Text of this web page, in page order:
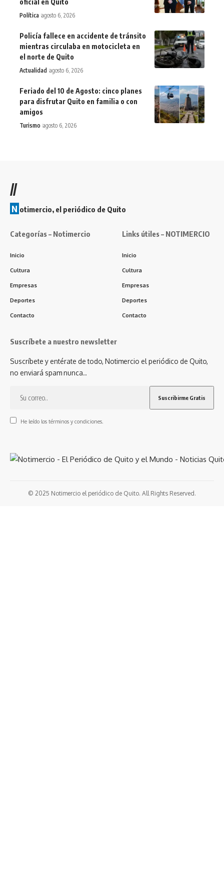
oficial en Quito
Política agosto 6, 2026
Policía fallece en accidente de tránsito
mientras circulaba en motocicleta en
el norte de Quito
Actualidad agosto 6, 2026
Feriado del 10 de Agosto: cinco planes
para disfrutar Quito en familia o con
amigos
Turismo agosto 6, 2026
//
N otimercio, el periódico de Quito
Categorías – Notimercio
Inicio
Cultura
Empresas
Deportes
Contacto
Links útiles – NOTIMERCIO
Inicio
Cultura
Empresas
Deportes
Contacto
Suscríbete a nuestro newsletter
Suscríbete y entérate de todo, Notimercio el periódico de Quito,
no enviará spam nunca..
He leído los términos y condiciones.
© 2025 Notimercio el periódico de Quito. All Rights Reserved.